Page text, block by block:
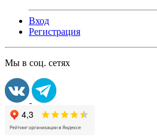
Вход
Регистрация
Мы в соц. сетях